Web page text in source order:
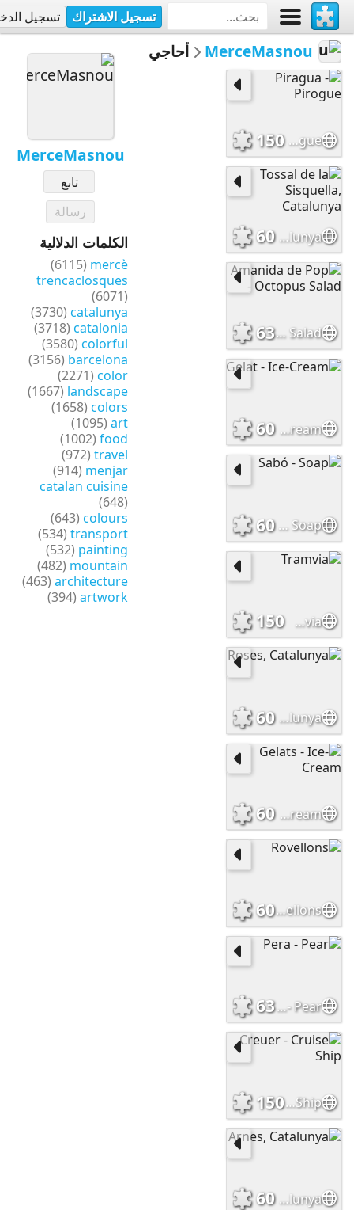
تسجيل الاشتراك تسجيل
MerceMasnou
تابع
رسالة
الكلمات الدلالية
mercè
(6115)
trencaclosques
(6071)
catalunya
(3730)
catalonia
(3718)
colorful
(3580)
barcelona
(3156)
color
(2271)
landscape
(1667)
colors
(1658)
art
(1095)
food
(1002)
travel
(972)
menjar
(914)
catalan cuisine
(648)
colours
(643)
transport
(534)
painting
(532)
mountain
(482)
architecture
(463)
artwork
(394)
MerceMasnou أحاجي
Piragua - Pirogue
150
Tossal de la Sisquella, Catalunya
60
Amanida de Pop - Octopus Salad
63
Gelat - Ice-Cream
60
Sabó - Soap
60
Tramvia
150
Roses, Catalunya
60
Gelats - Ice-Cream
60
Rovellons
60
Pera - Pear
63
Creuer - Cruise Ship
150
Arnes, Catalunya
60